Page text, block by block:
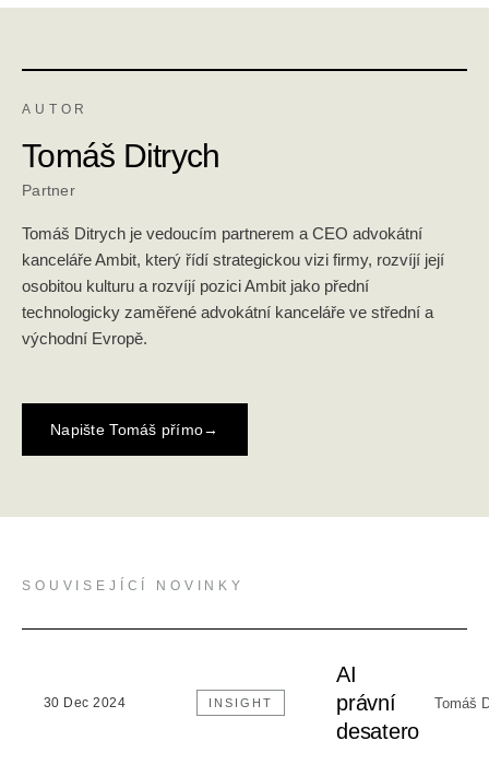
AUTOR
Tomáš Ditrych
Partner
Tomáš Ditrych je vedoucím partnerem a CEO advokátní
kanceláře Ambit, který řídí strategickou vizi firmy, rozvíjí její
osobitou kulturu a rozvíjí pozici Ambit jako přední
technologicky zaměřené advokátní kanceláře ve střední a
východní Evropě.
Napište Tomáš přímo→
SOUVISEJÍCÍ NOVINKY
30 Dec 2024 INSIGHT
AI
právní
desatero
Tomáš